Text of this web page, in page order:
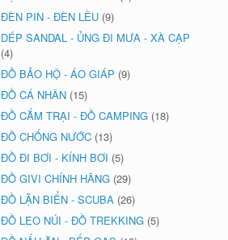
ĐÈN PIN - ĐÈN LỀU (9)
DÉP SANDAL - ỦNG ĐI MƯA - XÀ CẠP
(4)
ĐỒ BẢO HỘ - ÁO GIÁP (9)
ĐỒ CÁ NHÂN (15)
ĐỒ CẮM TRẠI - ĐỒ CAMPING (18)
ĐỒ CHỐNG NƯỚC (13)
ĐỒ ĐI BƠI - KÍNH BƠI (5)
ĐỒ GIVI CHÍNH HÃNG (29)
ĐỒ LẶN BIỂN - SCUBA (26)
ĐỒ LEO NÚI - ĐỒ TREKKING (5)